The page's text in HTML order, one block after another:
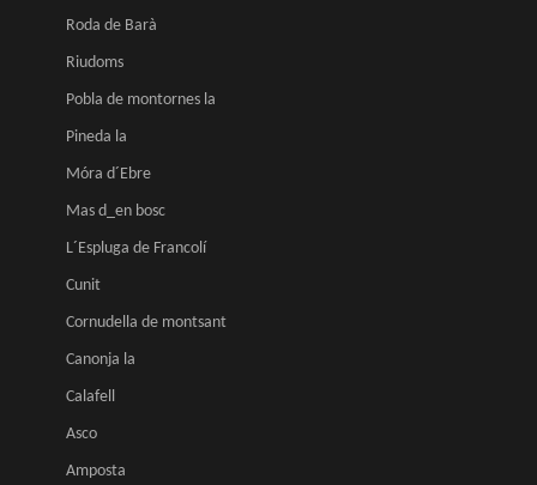
Roda de Barà
Riudoms
Pobla de montornes la
Pineda la
Móra d´Ebre
Mas d_en bosc
L´Espluga de Francolí
Cunit
Cornudella de montsant
Canonja la
Calafell
Asco
Amposta